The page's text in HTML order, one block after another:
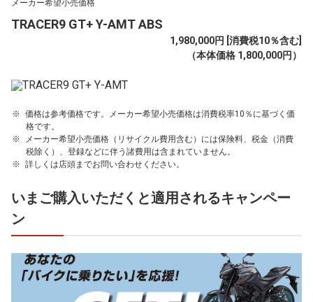
メーカー希望小売価格
TRACER9 GT+ Y-AMT ABS
1,980,000円 [消費税10％含む]
（本体価格 1,800,000円）
価格は参考価格です。メーカー希望小売価格は消費税率10％に基づく価
格です。
メーカー希望小売価格（リサイクル費用含む）には保険料、税金（消費
税除く）、登録などに伴う諸費用は含まれていません。
詳しくは店頭までお問い合わせください。
いまご購入いただくと適用されるキャンペー
ン